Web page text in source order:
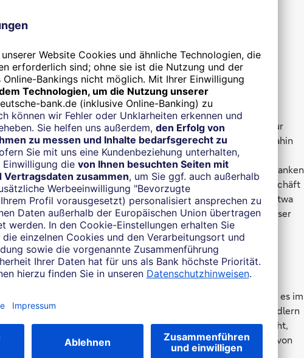
Markt seit rund 25 Jahren – eins der ersten, die mittlerweile zur
360T, hat die Banken mächtig geärgert und den bis dahin
revolutioniert. Doch die meisten Versuche, den Banken
schief. So wurden die frechen Herausforderer von den Banken
Mit einigen eindrucksvollen Erfolgen im Privatkundengeschäft
des Zahlungsverkehrsdienstleisters PayPal – kehrte vor etwa
ein, die Fintechs könnten ihnen doch mittelfristig das Wasser
Platzhirschen und Newcomern fanden statt, erste
Weg gebracht.
beruhigt. Kaum ein Fintech plant noch, im
zu ersetzen. Und kaum eine Bank hat noch Sorge, die
könne die Kundenbeziehung kosten. Denn genau darum geht es im
die harte Tour lernen, dass Kundenbeziehungen zu Mittelständlern
sind. Allein günstiger oder schneller zu sein reicht nicht,
wenn das Fintech ein Puzzleteil aus einer Gesamtbeziehung von
versucht, das auch Grundlage für die Kalkulierung der